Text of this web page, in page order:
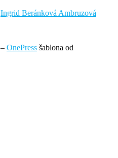
Ingrid Beránková Ambruzová
– OnePress šablona od